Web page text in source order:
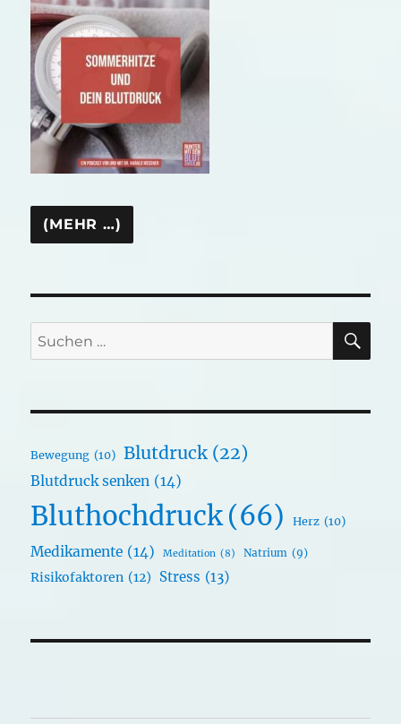
Suchen
nach:
Bewegung (10) Blutdruck (22)
Blutdruck senken (14)
Bluthochdruck(66) Herz (10)
Medikamente (14) Meditation (8) Natrium (9)
Risikofaktoren (12) Stress (13)